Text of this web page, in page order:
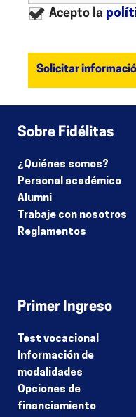
Acepto la
Sobre Fidélitas
¿Quiénes somos?
Personal académico
Alumni
Trabaje con nosotros
Reglamentos
Primer Ingreso
Test vocacional
Información de
modalidades
Opciones de
financiamiento